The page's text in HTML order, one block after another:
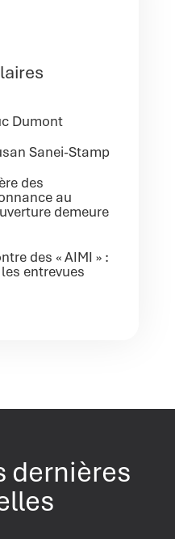
Dumont
Sanei-Stamp
des
au
demeure
des « AIMI » :
entrevues
dernières